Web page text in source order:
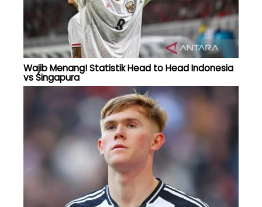
Wajib Menang! Statistik Head to Head Indonesia
vs Singapura